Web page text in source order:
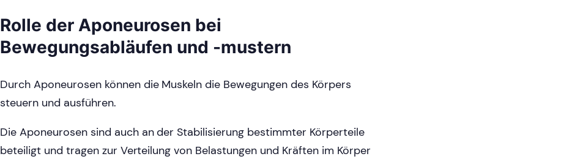
Rolle der Aponeurosen bei
Bewegungsabläufen und -mustern
Durch Aponeurosen können die Muskeln die Bewegungen des Körpers
steuern und ausführen.
Die Aponeurosen sind auch an der Stabilisierung bestimmter Körperteile
beteiligt und tragen zur Verteilung von Belastungen und Kräften im Körper